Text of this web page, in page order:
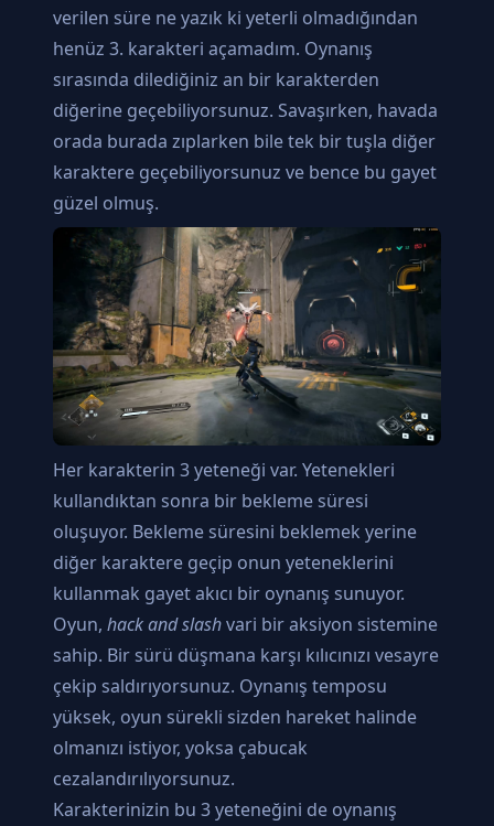
verilen süre ne yazık ki yeterli olmadığından
henüz 3. karakteri açamadım. Oynanış
sırasında dilediğiniz an bir karakterden
diğerine geçebiliyorsunuz. Savaşırken, havada
orada burada zıplarken bile tek bir tuşla diğer
karaktere geçebiliyorsunuz ve bence bu gayet
güzel olmuş.
Her karakterin 3 yeteneği var. Yetenekleri
kullandıktan sonra bir bekleme süresi
oluşuyor. Bekleme süresini beklemek yerine
diğer karaktere geçip onun yeteneklerini
kullanmak gayet akıcı bir oynanış sunuyor.
Oyun, hack and slashvari bir aksiyon sistemine
sahip. Bir sürü düşmana karşı kılıcınızı vesayre
çekip saldırıyorsunuz. Oynanış temposu
yüksek, oyun sürekli sizden hareket halinde
olmanızı istiyor, yoksa çabucak
cezalandırılıyorsunuz.
Karakterinizin bu 3 yeteneğini de oynanış